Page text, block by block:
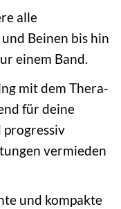
alle
Beinen bis hin
einem Band.
mit dem Thera-
für deine
progressiv
vermieden
und kompakte